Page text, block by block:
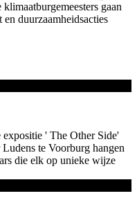
gaan
duurzaamheidsacties
' The Other Side'
te Voorburg hangen
die elk op unieke wijze